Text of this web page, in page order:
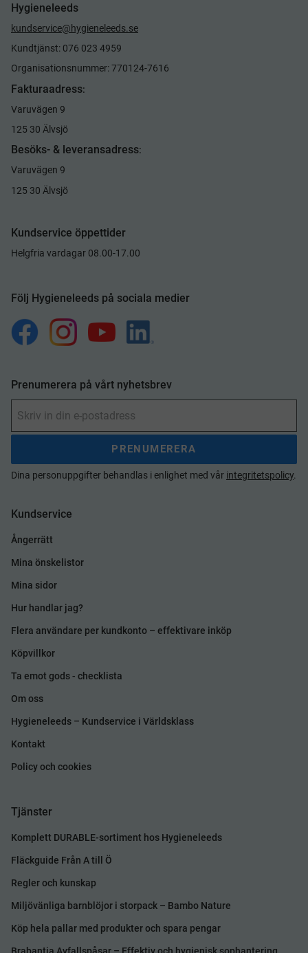
Hygieneleeds
kundservice@hygieneleeds.se
Kundtjänst: 076 023 4959
Organisationsnummer: 770124-7616
Fakturaadress:
Varuvägen 9
125 30 Älvsjö
Besöks- & leveransadress:
Varuvägen 9
125 30 Älvsjö
Kundservice öppettider
Helgfria vardagar 08.00-17.00
Följ Hygieneleeds på sociala medier
Prenumerera på vårt nyhetsbrev
PRENUMERERA
Dina personuppgifter behandlas i enlighet med vår integritetspolicy.
Kundservice
Ångerrätt
Mina önskelistor
Mina sidor
Hur handlar jag?
Flera användare per kundkonto – effektivare inköp
Köpvillkor
Ta emot gods - checklista
Om oss
Hygieneleeds – Kundservice i Världsklass
Kontakt
Policy och cookies
Tjänster
Komplett DURABLE-sortiment hos Hygieneleeds
Fläckguide Från A till Ö
Regler och kunskap
Miljövänliga barnblöjor i storpack – Bambo Nature
Köp hela pallar med produkter och spara pengar